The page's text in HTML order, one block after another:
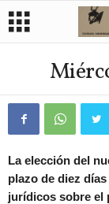
La elección del
plazo de diez
jurídicos sobre el